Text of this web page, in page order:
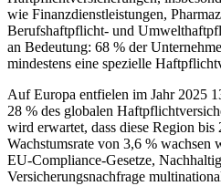
wie Finanzdienstleistungen,
Berufshaftpflicht- und
an Bedeutung: 68 % der
mindestens eine spezielle
Auf Europa entfielen im Jahr 2025
28 % des globalen
wird erwartet, dass diese Region
Wachstumsrate von 3,6 % wachsen
EU-Compliance-Gesetze,
Versicherungsnachfrage